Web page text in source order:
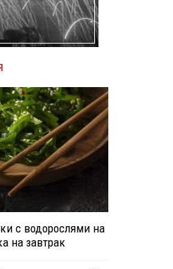
с водорослями на
на завтрак